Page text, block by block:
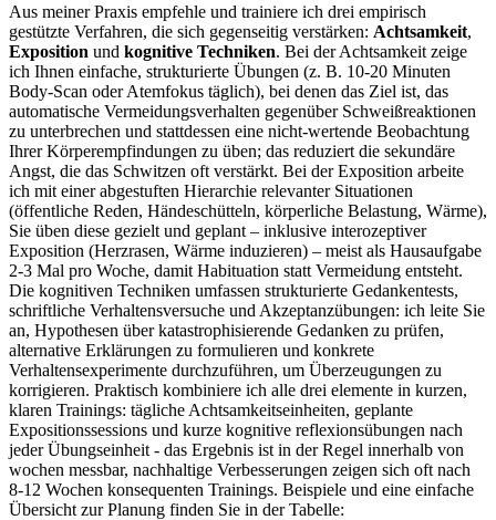
Aus meiner Praxis ⁢empfehle⁤ und trainiere ⁢ich drei empirisch
gestützte Verfahren, die sich gegenseitig verstärken: Achtsamkeit,
Exposition und kognitive Techniken.‍ Bei‍ der Achtsamkeit zeige
ich Ihnen⁤ einfache, strukturierte Übungen (z. B. 10-20 ⁣Minuten
Body-Scan oder Atemfokus​ täglich), bei denen das Ziel ist, das
automatische Vermeidungsverhalten gegenüber ⁢Schweißreaktionen
zu unterbrechen und⁤ stattdessen eine ⁢nicht-wertende Beobachtung
Ihrer Körperempfindungen zu üben; ‌das reduziert die ‌sekundäre
Angst, die das Schwitzen ​oft verstärkt. Bei der Exposition arbeite
ich mit einer abgestuften⁣ Hierarchie relevanter ​Situationen
(öffentliche ‌Reden, Händeschütteln, körperliche Belastung, Wärme),
Sie⁢ üben diese gezielt⁤ und geplant – inklusive interozeptiver
Exposition (Herzrasen, Wärme induzieren) – meist als Hausaufgabe
2-3 Mal pro Woche, damit Habituation statt Vermeidung entsteht.
Die kognitiven Techniken umfassen strukturierte Gedankentests,
schriftliche ​Verhaltensversuche und Akzeptanzübungen:⁤ ich leite Sie
an,‍ Hypothesen über katastrophisierende‍ Gedanken zu prüfen,
alternative Erklärungen zu formulieren und konkrete
Verhaltensexperimente durchzuführen, um ⁢Überzeugungen zu
korrigieren. Praktisch kombiniere ich alle drei elemente in kurzen,
klaren Trainings: tägliche Achtsamkeitseinheiten, geplante
Expositionssessions ⁣und kurze ‌kognitive reflexionsübungen nach
jeder Übungseinheit ​-‌ das Ergebnis ist in der ⁣Regel innerhalb von
wochen messbar, nachhaltige Verbesserungen zeigen‍ sich⁢ oft ‍nach
8-12 Wochen konsequenten Trainings. Beispiele⁣ und⁢ eine einfache
Übersicht zur Planung finden Sie‍ in der Tabelle: